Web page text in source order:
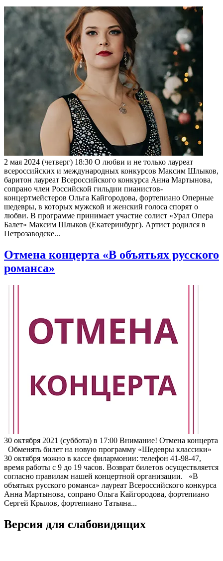
2 мая 2024 (четверг) 18:30 О любви и не только лауреат
всероссийских и международных конкурсов Максим Шлыков,
баритон лауреат Всероссийского конкурса Анна Мартынова,
сопрано член Российской гильдии пианистов-
концертмейстеров Ольга Кайгородова, фортепиано Оперные
шедевры, в которых мужской и женский голоса спорят о
любви. В программе принимает участие солист «Урал Опера
Балет» Максим Шлыков (Екатеринбург). Артист родился в
Петрозаводске...
Отмена концерта «В объятьях русского
романса»
30 октября 2021 (суббота) в 17:00 Внимание! Отмена концерта
Обменять билет на новую программу «Шедевры классики»
30 октября можно в кассе филармонии: телефон 41-98-47,
время работы с 9 до 19 часов. Возврат билетов осуществляется
согласно правилам нашей концертной организации. «В
объятьях русского романса» лауреат Всероссийского конкурса
Анна Мартынова, сопрано Ольга Кайгородова, фортепиано
Сергей Крылов, фортепиано Татьяна...
Версия для слабовидящих